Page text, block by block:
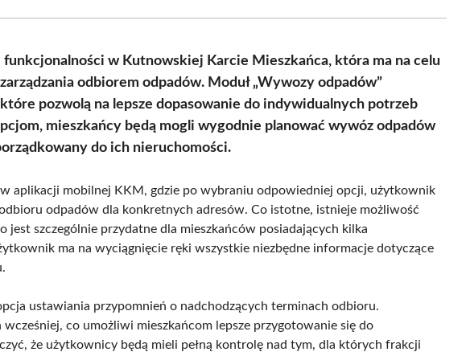
(Twitter)
w Kutnowskiej Karcie Mieszkańca, która ma na celu
odbiorem odpadów. Moduł „Wywozy odpadów”
pozwolą na lepsze dopasowanie do indywidualnych potrzeb
mieszkańcy będą mogli wygodnie planować wywóz odpadów
do ich nieruchomości.
aplikacji mobilnej KKM, gdzie po wybraniu odpowiedniej opcji, użytkownik
odpadów dla konkretnych adresów. Co istotne, istnieje możliwość
jest szczególnie przydatne dla mieszkańców posiadających kilka
ma na wyciągnięcie ręki wszystkie niezbędne informacje dotyczące
ustawiania przypomnień o nadchodzących terminach odbioru.
wcześniej, co umożliwi mieszkańcom lepsze przygotowanie się do
że użytkownicy będą mieli pełną kontrolę nad tym, dla których frakcji